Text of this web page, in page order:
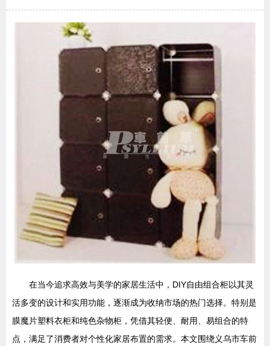
在当今追求高效与美学的家居生活中，DIY自由组合柜以其灵
活多变的设计和实用功能，逐渐成为收纳市场的热门选择。特别是
膜魔片塑料衣柜和纯色杂物柜，凭借其轻便、耐用、易组合的特
点，满足了消费者对个性化家居布置的需求。本文围绕义乌市车前